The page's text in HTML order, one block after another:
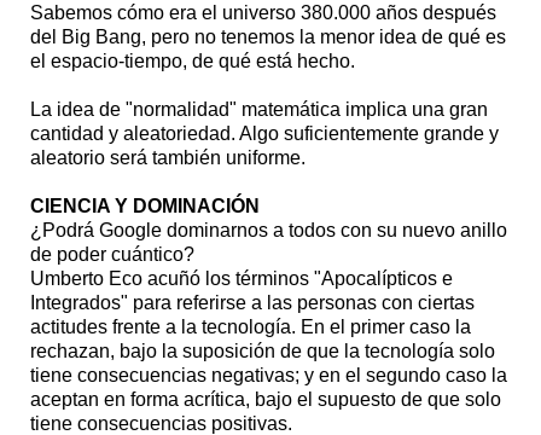
Sabemos cómo era el universo 380.000 años después
del Big Bang, pero no tenemos la menor idea de qué es
el espacio-tiempo, de qué está hecho.
La idea de "normalidad" matemática implica una gran
cantidad y aleatoriedad. Algo suficientemente grande y
aleatorio será también uniforme.
CIENCIA Y DOMINACIÓN
¿Podrá Google dominarnos a todos con su nuevo anillo
de poder cuántico?
Umberto Eco acuñó los términos "Apocalípticos e
Integrados" para referirse a las personas con ciertas
actitudes frente a la tecnología. En el primer caso la
rechazan, bajo la suposición de que la tecnología solo
tiene consecuencias negativas; y en el segundo caso la
aceptan en forma acrítica, bajo el supuesto de que solo
tiene consecuencias positivas.